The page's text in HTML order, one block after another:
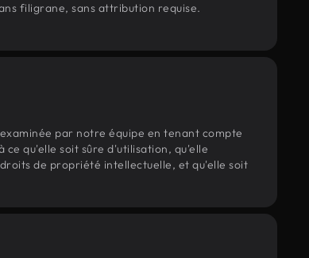
filigrane, sans attribution requise.
par notre équipe en tenant compte
ce qu'elle soit sûre d'utilisation, qu'elle
de propriété intellectuelle, et qu'elle soit